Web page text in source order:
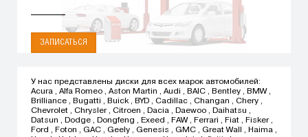
ЗАПИСАТЬСЯ
У нас представлены диски для всех марок автомобилей:
Acura , Alfa Romeo , Aston Martin , Audi , BAIC , Bentley , BMW ,
Brilliance , Bugatti , Buick, BYD , Cadillac , Changan , Chery ,
Chevrolet , Chrysler, Citroen , Dacia , Daewoo , Daihatsu ,
Datsun , Dodge , Dongfeng , Exeed , FAW , Ferrari , Fiat , Fisker,
Ford , Foton , GAC , Geely , Genesis , GMC , Great Wall , Haima ,